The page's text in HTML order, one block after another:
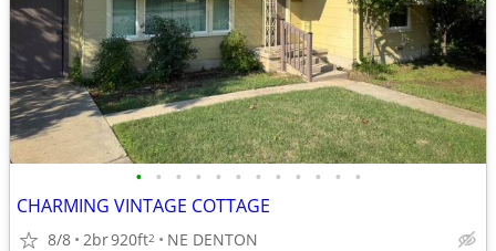
• • • • • • • • • • • •
CHARMING VINTAGE COTTAGE
8/8 2br920ft2 NE DENTON